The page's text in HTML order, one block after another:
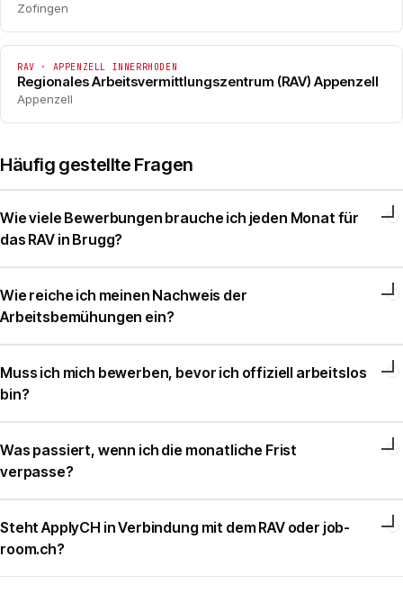
Zofingen
RAV · APPENZELL INNERRHODEN
Regionales Arbeitsvermittlungszentrum (RAV) Appenzell
Appenzell
Häufig gestellte Fragen
Wie viele Bewerbungen brauche ich jeden Monat für
das RAV in Brugg?
Wie reiche ich meinen Nachweis der
Arbeitsbemühungen ein?
Muss ich mich bewerben, bevor ich offiziell arbeitslos
bin?
Was passiert, wenn ich die monatliche Frist
verpasse?
Steht ApplyCH in Verbindung mit dem RAV oder job-
room.ch?